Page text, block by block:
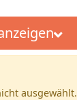
ausgewählt.